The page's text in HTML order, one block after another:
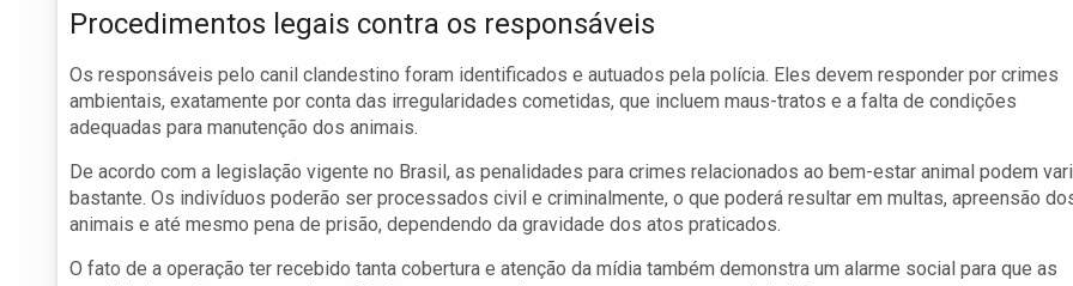
Procedimentos legais contra os responsáveis
Os responsáveis pelo canil clandestino foram identificados e autuados pela polícia. Eles devem responder por crimes
ambientais, exatamente por conta das irregularidades cometidas, que incluem maus-tratos e a falta de condições
adequadas para manutenção dos animais.
De acordo com a legislação vigente no Brasil, as penalidades para crimes relacionados ao bem-estar animal podem
bastante. Os indivíduos poderão ser processados civil e criminalmente, o que poderá resultar em multas, apreensão
animais e até mesmo pena de prisão, dependendo da gravidade dos atos praticados.
O fato de a operação ter recebido tanta cobertura e atenção da mídia também demonstra um alarme social para que as